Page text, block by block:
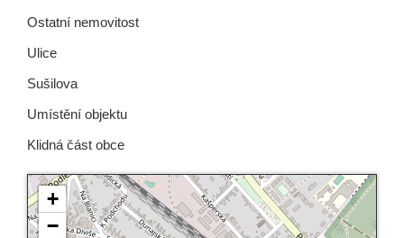
Ostatní nemovitost
Ulice
Sušilova
Umístění objektu
Klidná část obce
+
−